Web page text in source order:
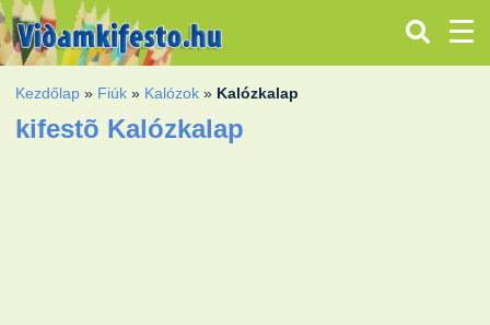
Kezdőlap » Fiúk » Kalózok » Kalózkalap
kifestõ Kalózkalap